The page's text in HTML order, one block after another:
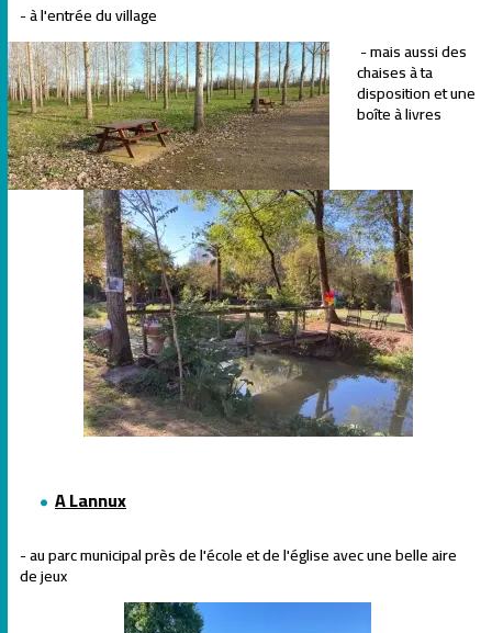
- à l'entrée du village
- mais aussi des
chaises à ta
disposition et une
boîte à livres
A Lannux
- au parc municipal près de l'école et de l'église avec une belle aire
de jeux